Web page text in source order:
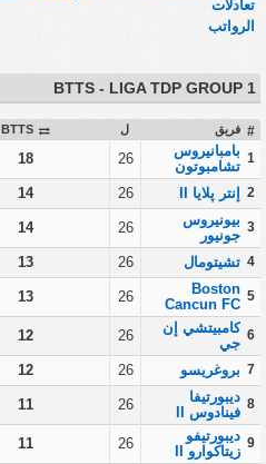
تعادلات
الرواتب
BTTS - LIGA TDP GROUP 1
# فريق ل BTTS
1 بامبانيروس
تشامبوتون
26
18
2 إنتر پلايا II 26
14
3 بيونيروس
جونيور
26
14
4 تشيتومال 26
13
5
Boston
Cancun FC
26
13
6 كامبيتشي إن
جي
26
12
7 بروغريسو 26
12
8 ديبورتيفا
فينادوس II
26
11
9 ديبورتيفو
زيتاكوارو II
26
11